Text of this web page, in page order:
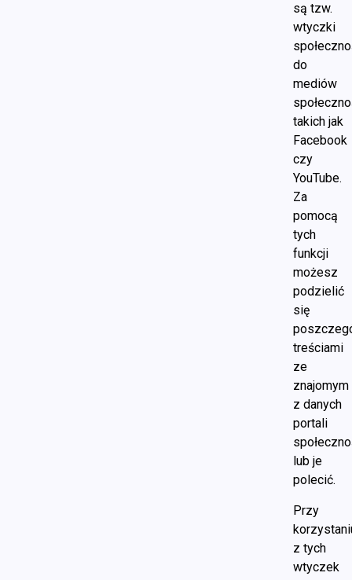
są tzw.
wtyczki
do
mediów
takich jak
Facebook
czy
YouTube.
Za
pomocą
tych
funkcji
możesz
podzielić
się
treściami
ze
znajomym
z danych
portali
lub je
polecić.
Przy
z tych
wtyczek